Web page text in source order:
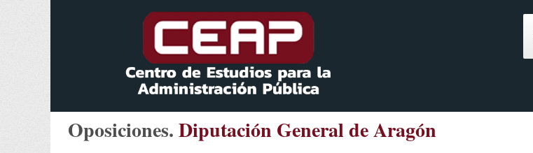
Oposiciones.Diputación General de Aragón